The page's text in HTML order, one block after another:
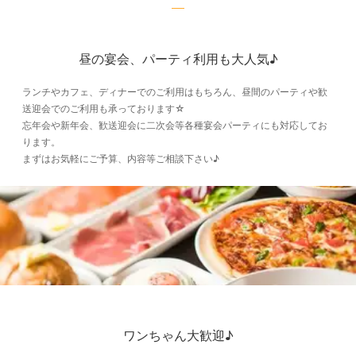
昼の宴会、パーティ利用も大人気♪
ランチやカフェ、ディナーでのご利用はもちろん、昼間のパーティや歓
送迎会でのご利用も承っております☆
忘年会や新年会、歓送迎会に二次会等各種宴会パーティにも対応してお
ります。
まずはお気軽にご予算、内容等ご相談下さい♪
ワンちゃん大歓迎♪